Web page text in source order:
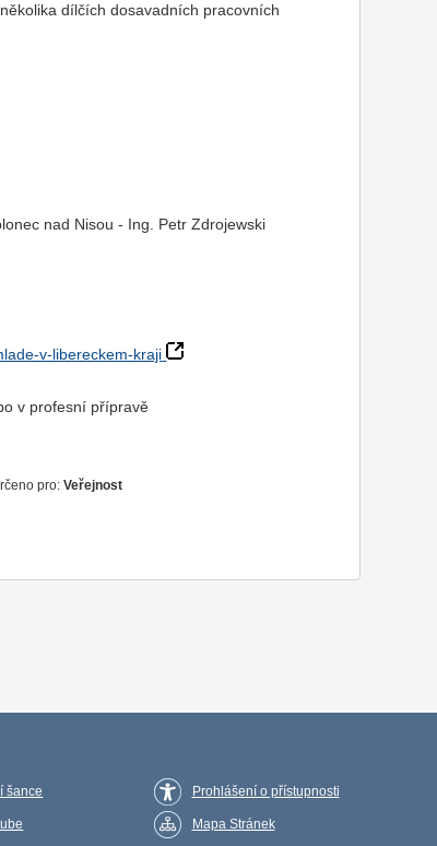
dílčích dosavadních pracovních
nad Nisou - Ing. Petr Zdrojewski
v-libereckem-kraji
v profesní přípravě
pro:Veřejnost
šance Prohlášení o přístupnosti
Mapa Stránek